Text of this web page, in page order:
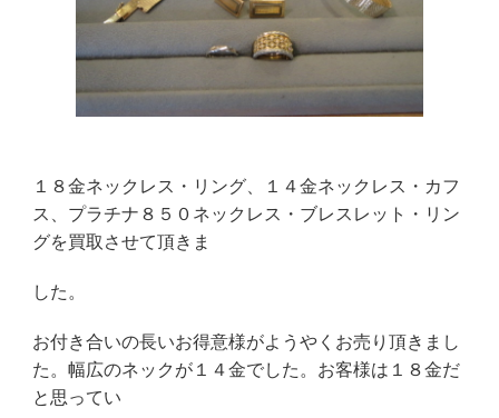
１８金ネックレス・リング、１４金ネックレス・カフ
ス、プラチナ８５０ネックレス・ブレスレット・リン
グを買取させて頂きま
した。
お付き合いの長いお得意様がようやくお売り頂きまし
た。幅広のネックが１４金でした。お客様は１８金だ
と思ってい